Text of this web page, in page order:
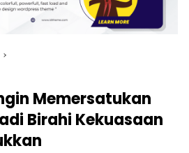
Memersatukan
Birahi Kekuasaan